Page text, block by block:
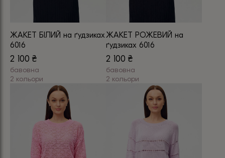
сторінці
товару
сторінці
товару
ЖАКЕТ БІЛИЙ на ґудзиках
6016
2 100 ₴
бавовна
2 кольори
варіантів.
Параметри
ЖАКЕТ РОЖЕВИЙ на
ґудзиках 6016
2 100 ₴
бавовна
2 кольори
варіантів.
Параметри